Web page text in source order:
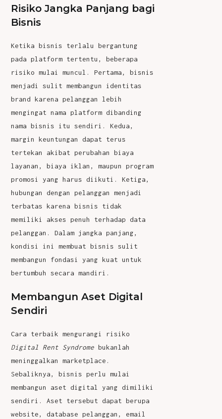
Risiko Jangka Panjang bagi
Bisnis
Ketika bisnis terlalu bergantung
pada platform tertentu, beberapa
risiko mulai muncul. Pertama, bisnis
menjadi sulit membangun identitas
brand karena pelanggan lebih
mengingat nama platform dibanding
nama bisnis itu sendiri. Kedua,
margin keuntungan dapat terus
tertekan akibat perubahan biaya
layanan, biaya iklan, maupun program
promosi yang harus diikuti. Ketiga,
hubungan dengan pelanggan menjadi
terbatas karena bisnis tidak
memiliki akses penuh terhadap data
pelanggan. Dalam jangka panjang,
kondisi ini membuat bisnis sulit
membangun fondasi yang kuat untuk
bertumbuh secara mandiri.
Membangun Aset Digital
Sendiri
Cara terbaik mengurangi risiko
Digital Rent Syndrome bukanlah
meninggalkan marketplace.
Sebaliknya, bisnis perlu mulai
membangun aset digital yang dimiliki
sendiri. Aset tersebut dapat berupa
website, database pelanggan, email